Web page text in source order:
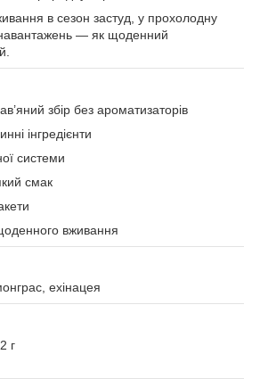
в сезон застуд, у прохолодну
— як щоденний
збір без ароматизаторів
інгредієнти
системи
смак
вживання
ехінацея
г